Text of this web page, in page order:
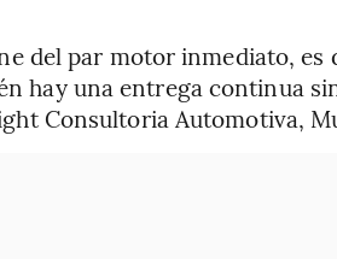
del par motor inmediato, es
hay una entrega continua
Consultoria Automotiva,